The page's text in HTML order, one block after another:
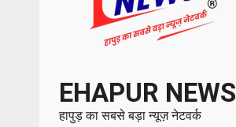
EHAPUR NEWS
हापुड़ का सबसे बड़ा न्यूज़ नेटवर्क